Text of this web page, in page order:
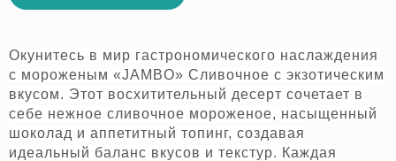
Окунитесь в мир гастрономического наслаждения
с мороженым «JAMBO» Сливочное с экзотическим
вкусом. Этот восхитительный десерт сочетает в
себе нежное сливочное мороженое, насыщенный
шоколад и аппетитный топинг, создавая
идеальный баланс вкусов и текстур. Каждая